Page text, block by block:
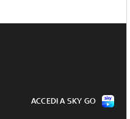
ACCEDI A SKY GO